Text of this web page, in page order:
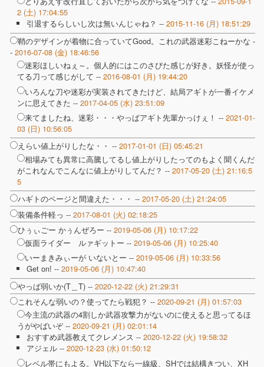
2 (土) 17:04:55
引退するらしいし次は無いんじゃね？ -- 2015-11-16 (月) 18:51:29
鞘のデザインが着物に合っていてGood。これの武器迷彩こねーかな -
- 2016-07-08 (金) 18:46:56
迷彩ほしいねぇ～。個人的にはこのさびた感じが好き。妖怪が使っ
てる刀って感じがして -- 2016-08-01 (月) 19:44:20
いろんな刀や迷彩が実装されてきたけど、結局アギトが一番イケメ
ンに思えてきた -- 2017-04-05 (水) 23:51:09
来てましたね、迷彩・・・やっぱアギト先輩かっけぇ！ -- 2021-01-
03 (日) 10:56:05
えらい値上がりしたな・・ -- 2017-01-01 (日) 05:45:21
相場みても異常に高騰してるし値上がりしたってのもよく聞くんだ
がこれなんでこんなに値上がりしてんだ？ -- 2017-05-20 (土) 21:16:5
5
ハギトのページと間違えた・・・ -- 2017-05-20 (土) 21:24:05
装備条件軽っ -- 2017-08-01 (火) 02:18:25
ひぅぃごー かぅんぜろー -- 2019-05-06 (月) 10:17:22
仮面ライダー ルァギットー -- 2019-05-06 (月) 10:25:40
いーまきみぃーが いないとー -- 2019-05-06 (月) 10:33:56
Get on! -- 2019-05-06 (月) 10:47:40
やっぱ弱いか(T＿T) -- 2020-12-22 (火) 21:29:31
これそんな弱いの？使ってたら戦犯？ -- 2020-09-21 (月) 01:57:03
今主流の武器の4割しか武器攻撃力がないのに使えると思ってるほ
うがやばいぞ -- 2020-09-21 (月) 02:01:14
おすすめ武器教えてクレメンス -- 2020-12-22 (火) 19:58:32
アジェル -- 2020-12-23 (水) 01:50:12
レベル帯にもよる。VH以下なら一線級、SHでは結構きつい、XH